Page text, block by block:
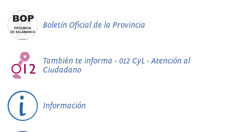
Boletín Oficial de la Provincia
También te informa - 012 CyL - Atención al
Ciudadano
Información